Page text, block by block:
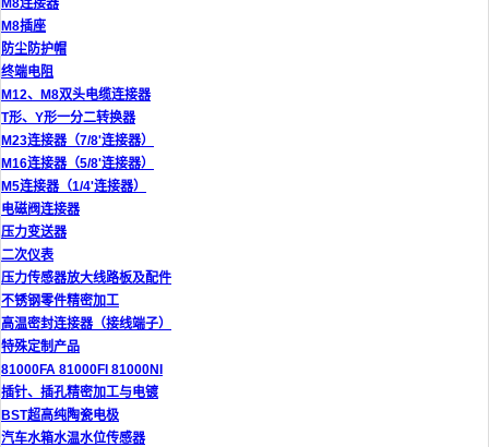
M8连接器
M8插座
防尘防护帽
终端电阻
M12、M8双头电缆连接器
T形、Y形一分二转换器
M23连接器（7/8'连接器）
M16连接器（5/8'连接器）
M5连接器（1/4'连接器）
电磁阀连接器
压力变送器
二次仪表
压力传感器放大线路板及配件
不锈钢零件精密加工
高温密封连接器（接线端子）
特殊定制产品
81000FA 81000FI 81000NI
插针、插孔精密加工与电镀
BST超高纯陶瓷电极
汽车水箱水温水位传感器